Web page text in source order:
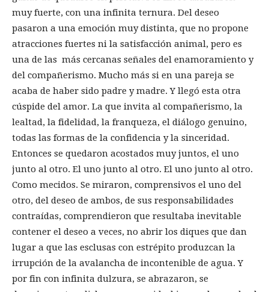
muy fuerte, con una infinita ternura. Del deseo
pasaron a una emoción muy distinta, que no propone
atracciones fuertes ni la satisfacción animal, pero es
una de las más cercanas señales del enamoramiento y
del compañerismo. Mucho más si en una pareja se
acaba de haber sido padre y madre. Y llegó esta otra
cúspide del amor. La que invita al compañerismo, la
lealtad, la fidelidad, la franqueza, el diálogo genuino,
todas las formas de la confidencia y la sinceridad.
Entonces se quedaron acostados muy juntos, el uno
junto al otro. El uno junto al otro. El uno junto al otro.
Como mecidos. Se miraron, comprensivos el uno del
otro, del deseo de ambos, de sus responsabilidades
contraídas, comprendieron que resultaba inevitable
contener el deseo a veces, no abrir los diques que dan
lugar a que las esclusas con estrépito produzcan la
irrupción de la avalancha de incontenible de agua. Y
por fin con infinita dulzura, se abrazaron, se